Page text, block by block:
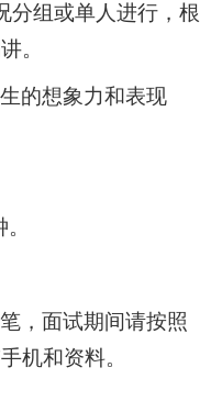
分组或单人进行，根
。
的想象力和表现
，面试期间请按照
机和资料。